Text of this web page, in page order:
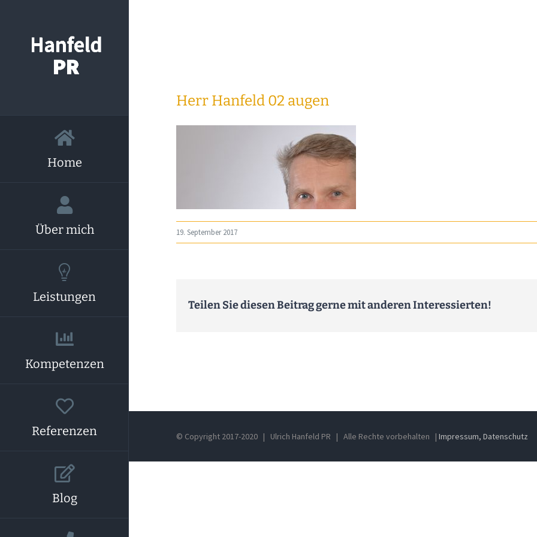
springen
Home
Über mich
Leistungen
Kompetenzen
Referenzen
Blog
Herr Hanfeld 02 augen
19. September 2017
Teilen Sie diesen Beitrag gerne mit anderen Interessierten!
© Copyright 2017-2020 | Ulrich Hanfeld PR | Alle Rechte vorbehalten |Impressum, Datenschutz